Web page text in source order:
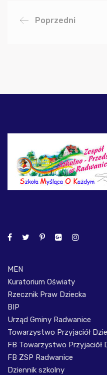
Poprzedni
MEN
Kuratorium Oświaty
Rzecznik Praw Dziecka
BIP
Urząd Gminy Radwanice
Towarzystwo Przyjaciół
FB Towarzystwo Przyjaciół
FB ZSP Radwanice
Dziennik szkolny